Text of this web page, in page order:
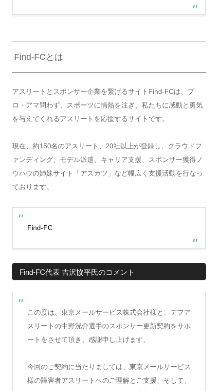
Find-FCとは
アスリートとスポンサー企業を繋げるサイトFind-FCは、プ
ロ・アマ問わず、スポーツに情熱を注ぎ、私たちに感動と勇気
を与えてくれるアスリートを応援するサイトです。
現在、約150名のアスリート、20社以上が登録し、クラウドフ
ァンディング、モデル派遣、キャリア支援、スポンサー獲得ノ
ウハウの姉妹サイト「アスカツ」など幅広く支援活動を行なっ
ております。
Find-FC
Find-FC代表 吉沢協平氏のコメント
この度は、東京メールサービス株式会社様と、デフア
スリートの中野洸介選手のスポンサー更新契約をサポ
ートをさせて頂き、感謝申し上げます。
今回のご契約に当たりましては、東京メールサービス
様の障害者アスリートへのご理解とご支援、そして、